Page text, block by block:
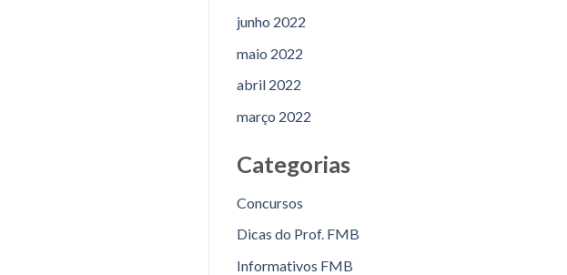
junho 2022
maio 2022
abril 2022
março 2022
Categorias
Concursos
Dicas do Prof. FMB
Informativos FMB